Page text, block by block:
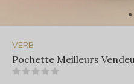
VERB
Pochette Meilleurs